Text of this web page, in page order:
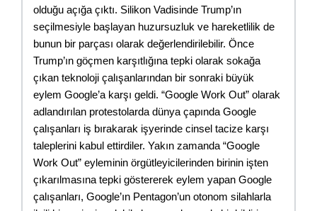
olduğu açığa çıktı. Silikon Vadisinde Trump’ın
seçilmesiyle başlayan huzursuzluk ve hareketlilik de
bunun bir parçası olarak değerlendirilebilir. Önce
Trump’ın göçmen karşıtlığına tepki olarak sokağa
çıkan teknoloji çalışanlarından bir sonraki büyük
eylem Google’a karşı geldi. “Google Work Out” olarak
adlandırılan protestolarda dünya çapında Google
çalışanları iş bırakarak işyerinde cinsel tacize karşı
taleplerini kabul ettirdiler. Yakın zamanda “Google
Work Out” eyleminin örgütleyicilerinden birinin işten
çıkarılmasına tepki göstererek eylem yapan Google
çalışanları, Google’ın Pentagon’un otonom silahlarla